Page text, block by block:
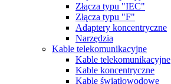
Złącza typu "IEC"
Złącza typu "F"
Adaptery koncentryczne
Narzędzia
Kable telekomunikacyjne
Kable telekomunikacyjne
Kable koncentryczne
Kable światłowodowe